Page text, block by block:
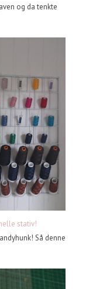
og da tenkte
stativ!
Så denne